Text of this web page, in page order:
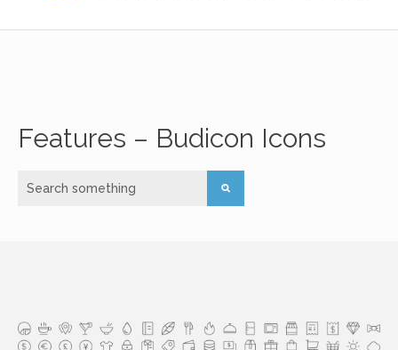
Features – Budicon Icons